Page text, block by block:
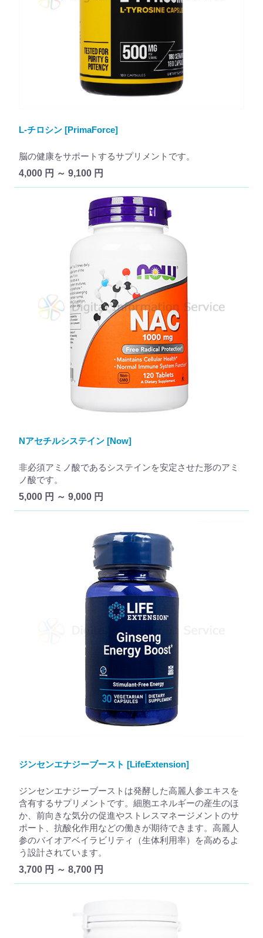
L-チロシン [PrimaForce]
脳の健康をサポートするサプリメントです。
4,000 円 ～ 9,100 円
Nアセチルシステイン [Now]
非必須アミノ酸であるシステインを安定させた形のアミ
ノ酸です。
5,000 円 ～ 9,000 円
ジンセンエナジーブースト [LifeExtension]
ジンセンエナジーブーストは発酵した高麗人参エキスを
含有するサプリメントです。細胞エネルギーの産生のほ
か、前向きな気分の促進やストレスマネージメントのサ
ポート、抗酸化作用などの働きが期待できます。高麗人
参のバイオアベイラビリティ（生体利用率）を高めるよ
う設計されています。
3,700 円 ～ 8,700 円